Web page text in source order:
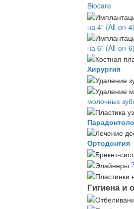
Biocare
на 4" (All-on-4)
на 6" (All-on-6)
Хирургия
молочных
Ортодонтия
Гигиена и